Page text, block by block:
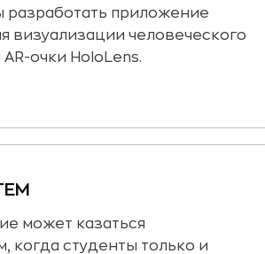
разработать приложение
визуализации человеческого
очки HoloLens.
может казаться
когда студенты только и